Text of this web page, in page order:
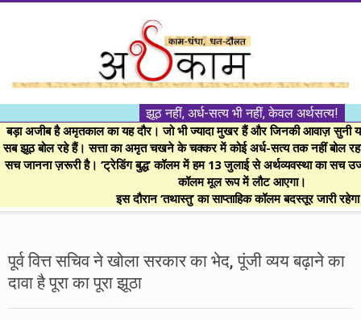
।।
अर्थकाम।।
BE
FINANCIALLY
CLEVER!
झूठ नहीं, अर्ध-सत्य भी नहीं, केवल अर्थसत्य!
बड़ा अजीब है अमृतकाल का यह दौर। जो भी ज्यादा मुखर हैं और जिनकी आवाज़ सुनी
सब झूठ बोल रहे हैं। सत्ता का अमृत चखने के चक्कर में कोई अर्ध-सत्य तक नहीं बोल
सच जानना ज़रूरी है। ‘ट्रेडिंग बुद्ध’ कॉलम में हम 13 जुलाई से अर्थव्यवस्था का सच
कॉलम मूल रूप में लौट आएगा।
इस दौरान ‘तथास्तु’ का साप्ताहिक कॉलम बदस्तूर जारी
Menu
पूर्व वित्त सचिव ने खोला सरकार का भेद, पूंजी व्यय बढ़ाने का
दावा है पूरा का पूरा झूठा